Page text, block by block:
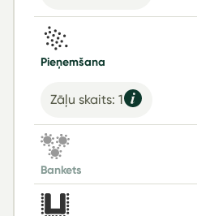
Pieņemšana
Zāļu skaits: 1
Bankets